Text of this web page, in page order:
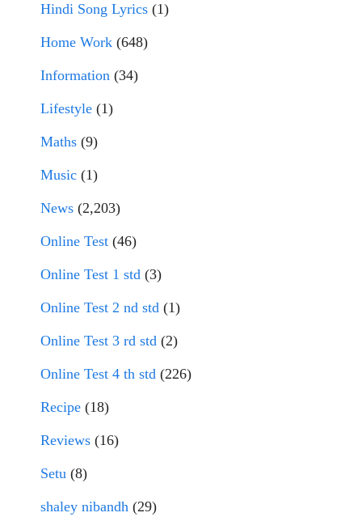
Hindi Song Lyrics (1)
Home Work (648)
Information (34)
Lifestyle (1)
Maths (9)
Music (1)
News (2,203)
Online Test (46)
Online Test 1 std (3)
Online Test 2 nd std (1)
Online Test 3 rd std (2)
Online Test 4 th std (226)
Recipe (18)
Reviews (16)
Setu (8)
shaley nibandh (29)